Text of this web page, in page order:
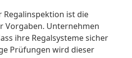
Regalinspektion ist die
Vorgaben. Unternehmen
ihre Regalsysteme sicher
Prüfungen wird dieser